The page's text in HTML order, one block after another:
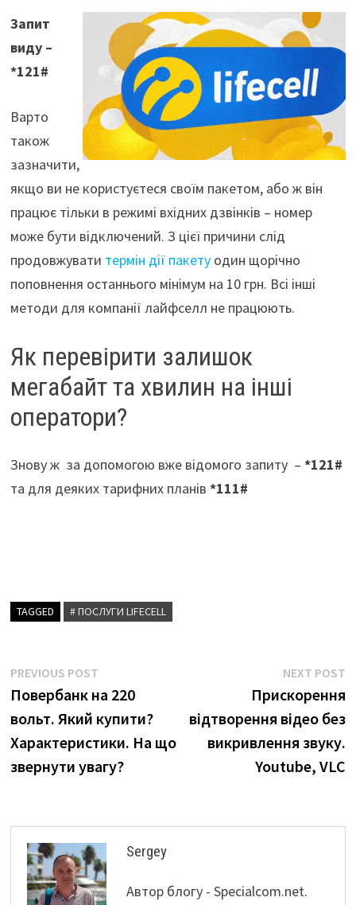
Запит
виду –
*121#
Варто
також
зазначити,
якщо ви не користуєтеся своїм пакетом, або ж він
працює тільки в режимі вхідних дзвінків – номер
може бути відключений. З цієї причини слід
продовжувати термін дії пакетуодин щорічно
поповнення останнього мінімум на 10 грн. Всі інші
методи для компанії лайфселл не працюють.
Як перевірити залишок
мегабайт та хвилин на інші
оператори?
Знову ж за допомогою вже відомого запиту – *121#
та для деяких тарифних планів *111#
TAGGED # ПОСЛУГИ LIFECELL
Навігація
записів
PREVIOUS POSTPrevious
post:
Повербанк на 220
вольт. Який купити?
Характеристики. На що
звернути увагу?
NEXT POST
Прискорення
відтворення відео без
викривлення звуку.
Youtube, VLC
Sergey
Автор блогу - Specialcom.net.